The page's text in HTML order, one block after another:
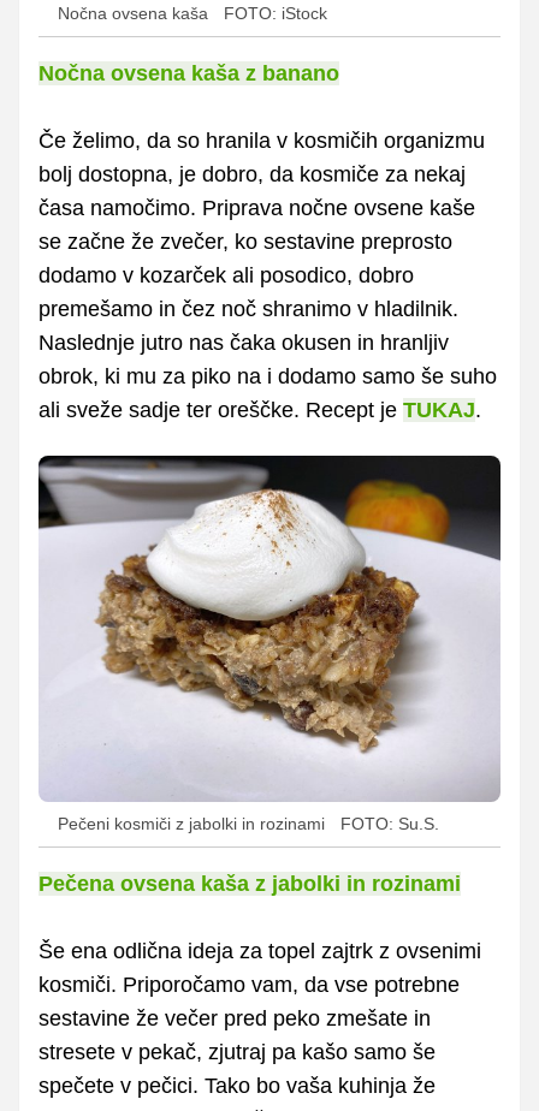
Nočna ovsena kaša FOTO: iStock
Nočna ovsena kaša z banano
Če želimo, da so hranila v kosmičih organizmu
bolj dostopna, je dobro, da kosmiče za nekaj
časa namočimo. Priprava nočne ovsene kaše
se začne že zvečer, ko sestavine preprosto
dodamo v kozarček ali posodico, dobro
premešamo in čez noč shranimo v hladilnik.
Naslednje jutro nas čaka okusen in hranljiv
obrok, ki mu za piko na i dodamo samo še suho
ali sveže sadje ter oreščke. Recept je TUKAJ.
Pečeni kosmiči z jabolki in rozinami FOTO: Su.S.
Pečena ovsena kaša z jabolki in rozinami
Še ena odlična ideja za topel zajtrk z ovsenimi
kosmiči. Priporočamo vam, da vse potrebne
sestavine že večer pred peko zmešate in
stresete v pekač, zjutraj pa kašo samo še
spečete v pečici. Tako bo vaša kuhinja že